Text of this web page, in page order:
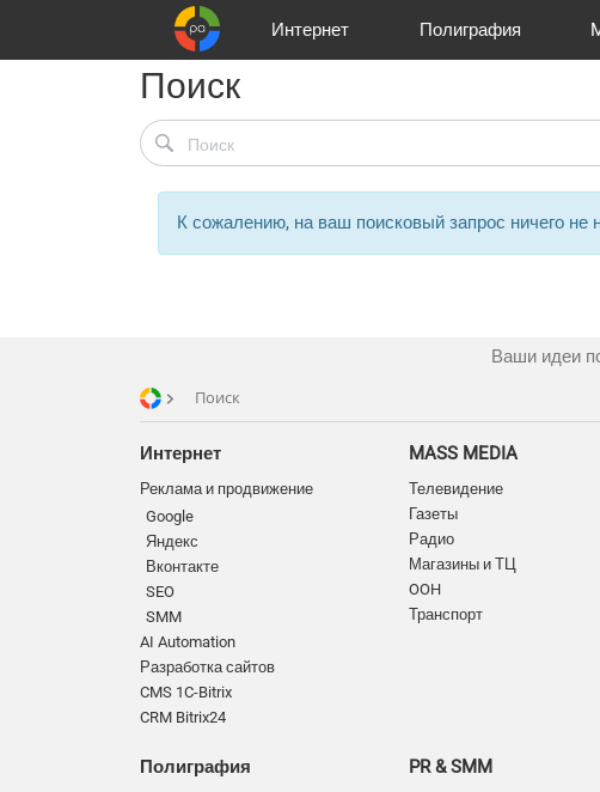
Интернет
Реклама и продвижение
Полиграфия
Цифра и офсет
Телевидение
Клиенты
Поиск
К сожалению, на ваш поисковый запрос ничего не
Ваши идеи
Поиск
Интернет
Реклама и продвижение
Google
Яндекс
Вконтакте
SEO
SMM
AI Automation
Разработка сайтов
CMS 1C-Bitrix
CRM Bitrix24
Полиграфия
MASS MEDIA
Телевидение
Газеты
Радио
Магазины и ТЦ
OOH
Транспорт
PR & SMM